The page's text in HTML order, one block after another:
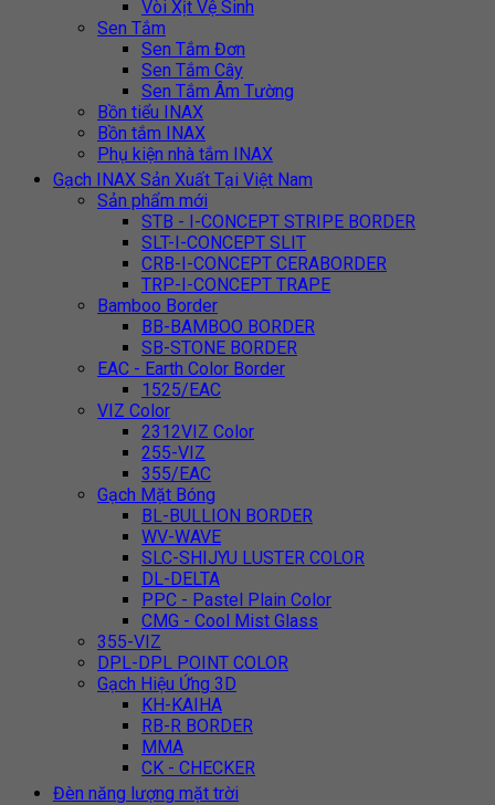
Vòi Xịt Vệ Sinh
Sen Tắm
Sen Tắm Đơn
Sen Tắm Cây
Sen Tắm Âm Tường
Bồn tiểu INAX
Bồn tắm INAX
Phụ kiện nhà tắm INAX
Gạch INAX Sản Xuất Tại Việt Nam
Sản phẩm mới
STB - I-CONCEPT STRIPE BORDER
SLT-I-CONCEPT SLIT
CRB-I-CONCEPT CERABORDER
TRP-I-CONCEPT TRAPE
Bamboo Border
BB-BAMBOO BORDER
SB-STONE BORDER
EAC - Earth Color Border
1525/EAC
VIZ Color
2312VIZ Color
255-VIZ
355/EAC
Gạch Mặt Bóng
BL-BULLION BORDER
WV-WAVE
SLC-SHIJYU LUSTER COLOR
DL-DELTA
PPC - Pastel Plain Color
CMG - Cool Mist Glass
355-VIZ
DPL-DPL POINT COLOR
Gạch Hiệu Ứng 3D
KH-KAIHA
RB-R BORDER
MMA
CK - CHECKER
Đèn năng lượng mặt trời